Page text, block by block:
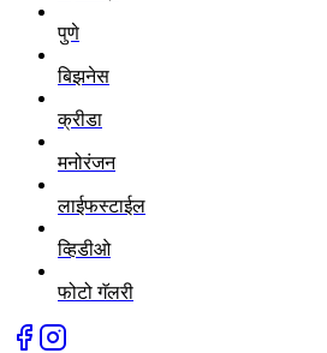
पुणे
बिझनेस
क्रीडा
मनोरंजन
लाईफस्टाईल
व्हिडीओ
फोटो गॅलरी